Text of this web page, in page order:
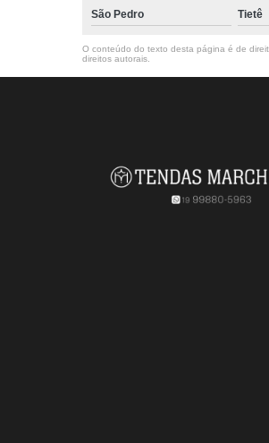
São Pedro Tietê
O conteúdo do texto desta página é de
direitos autorais